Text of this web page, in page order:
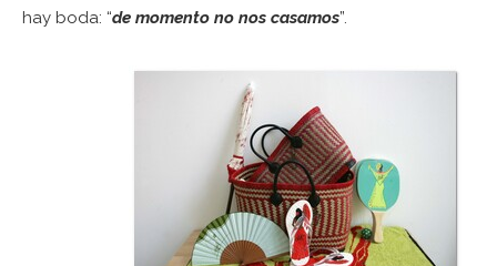
hay boda: “de momento no nos casamos”.